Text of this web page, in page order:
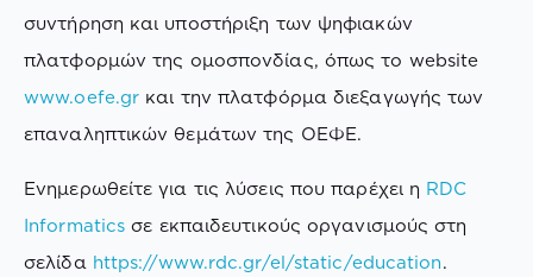
συντήρηση και υποστήριξη των ψηφιακών
πλατφορμών της ομοσπονδίας, όπως το website
www.oefe.gr και την πλατφόρμα διεξαγωγής των
επαναληπτικών θεμάτων της ΟΕΦΕ.
Ενημερωθείτε για τις λύσεις που παρέχει η RDC
Informatics σε εκπαιδευτικούς οργανισμούς στη
σελίδα https://www.rdc.gr/el/static/education.